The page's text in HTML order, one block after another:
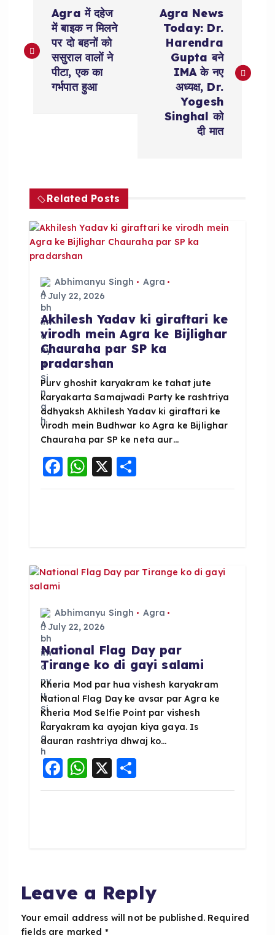
s
v
g
Agra में दहेज
में बाइक न मिलने
पर दो बहनों को
ससुराल वालों ने
पीटा, एक का
गर्भपात हुआ
Agra News
Today: Dr.
Harendra
Gupta बने
IMA के नए
अध्यक्ष, Dr.
Yogesh
Singhal को
दी मात
Related Posts
Abhimanyu Singh
Agra
July 22, 2026
Akhilesh Yadav ki giraftari ke
virodh mein Agra ke Bijlighar
Chauraha par SP ka
pradarshan
Purv ghoshit karyakram ke tahat jute
karyakarta Samajwadi Party ke rashtriya
adhyaksh Akhilesh Yadav ki giraftari ke
virodh mein Budhwar ko Agra ke Bijlighar
Chauraha par SP ke neta aur…
F
a
o
k
W
h
p
p
X S
h
Abhimanyu Singh
Agra
July 22, 2026
National Flag Day par
Tirange ko di gayi salami
Kheria Mod par hua vishesh karyakram
National Flag Day ke avsar par Agra ke
Kheria Mod Selfie Point par vishesh
karyakram ka ayojan kiya gaya. Is
dauran rashtriya dhwaj ko…
F
a
o
k
W
h
p
X S
h
Leave a Reply
Your email address will not be published. Required
fields are marked *